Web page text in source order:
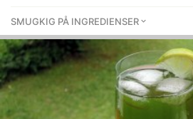
SMUGKIG PÅ INGREDIENSER